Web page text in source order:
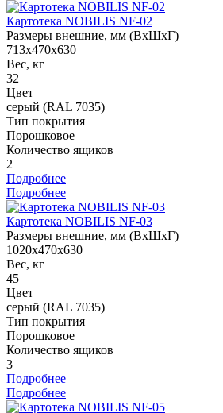
Картотека NOBILIS NF-02
Размеры внешние, мм (ВхШхГ)
713x470x630
Вес, кг
32
Цвет
серый (RAL 7035)
Тип покрытия
Порошковое
Количество ящиков
2
Подробнее
Подробнее
Картотека NOBILIS NF-03
Размеры внешние, мм (ВхШхГ)
1020x470x630
Вес, кг
45
Цвет
серый (RAL 7035)
Тип покрытия
Порошковое
Количество ящиков
3
Подробнее
Подробнее